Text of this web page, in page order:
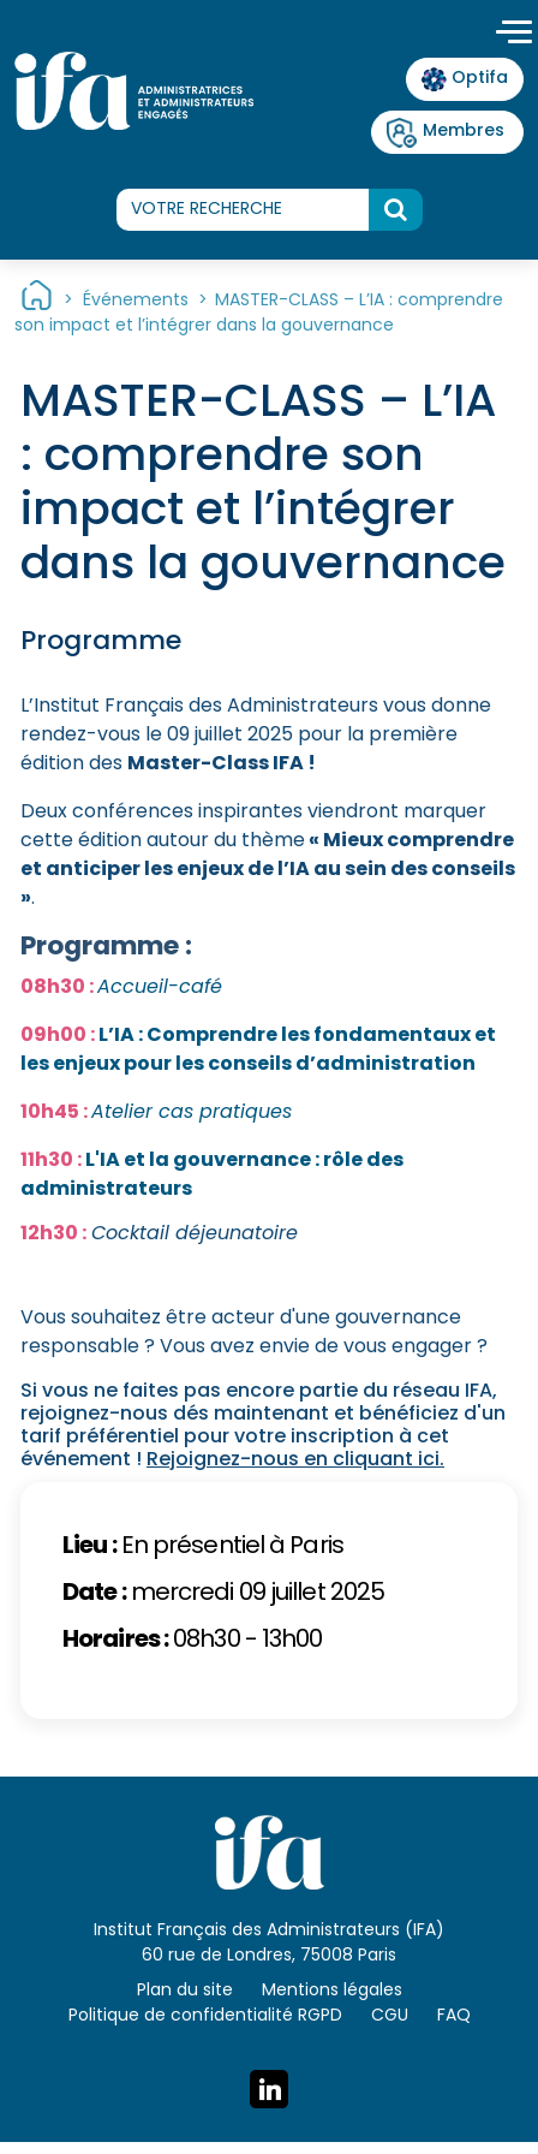
Optifa
Membres
> Événements > MASTER-CLASS – L’IA : comprendre
son impact et l’intégrer dans la gouvernance
MASTER-CLASS – L’IA
: comprendre son
impact et l’intégrer
dans la gouvernance
Programme
L’Institut Français des Administrateurs vous donne
rendez-vous le 09 juillet 2025 pour la première
édition desMaster-Class IFA !
Deux conférences inspirantes viendront marquer
cette édition autour du thème« Mieux comprendre
et anticiper les enjeux de l’IA au sein des conseils
».
Programme :
08h30 :Accueil-café
09h00 :L’IA : Comprendre les fondamentaux et
les enjeux pour les conseils d’administration
10h45 :Atelier cas pratiques
11h30 :L'IA et la gouvernance : rôle des
administrateurs
12h30 :Cocktail déjeunatoire
Vous souhaitez être acteur d'une gouvernance
responsable ? Vous avez envie de vous engager ?
Si vous ne faites pas encore partie du réseau IFA,
rejoignez-nous dés maintenant et bénéficiez d'un
tarif préférentiel pour votre inscription à cet
événement !Rejoignez-nous en cliquant ici.
Lieu :En présentiel à Paris
Date :mercredi 09 juillet 2025
Horaires :08h30 - 13h00
Institut Français des Administrateurs (IFA)
60 rue de Londres, 75008 Paris
Plan du site
Mentions légales
Politique de confidentialité RGPD
CGU FAQ